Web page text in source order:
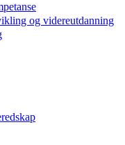
og videreutdanning